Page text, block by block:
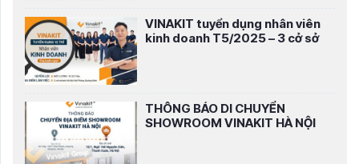
VINAKIT tuyển dụng nhân viên
kinh doanh T5/2025 – 3 cở sở
THÔNG BÁO DI CHUYỂN
SHOWROOM VINAKIT HÀ NỘI